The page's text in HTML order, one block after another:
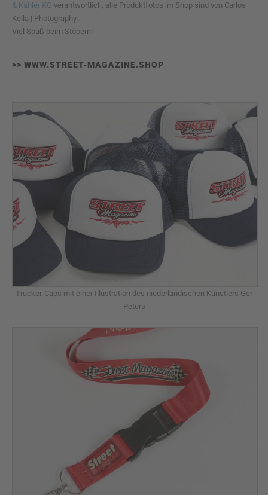
& Kähler KG verantwortlich, alle Produktfotos im Shop sind von Carlos
Kella | Photography.
Viel Spaß beim Stöbern!
>> WWW.STREET-MAGAZINE.SHOP
Trucker-Caps mit einer Illustration des niederländischen Künstlers Ger
Peters